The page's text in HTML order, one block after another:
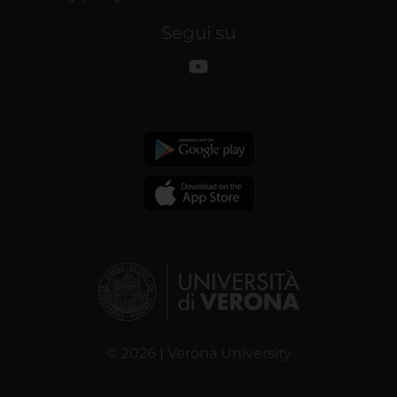
Segui su
© 2026 | Verona University